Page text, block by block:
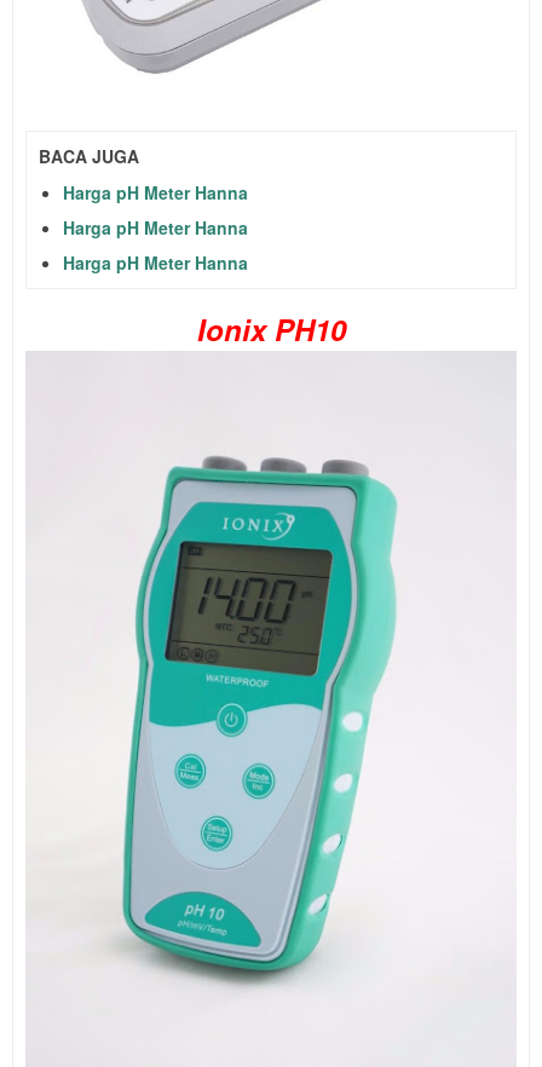
BACA JUGA
Harga pH Meter Hanna
Harga pH Meter Hanna
Harga pH Meter Hanna
Ionix PH10